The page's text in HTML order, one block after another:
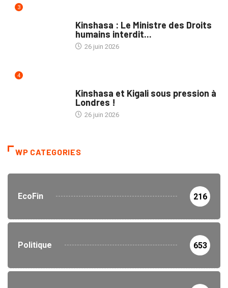
3
Kinshasa : Le Ministre des Droits
humains interdit...
26 juin 2026
4
Kinshasa et Kigali sous pression à
Londres !
26 juin 2026
WP CATEGORIES
EcoFin 216
Politique 653